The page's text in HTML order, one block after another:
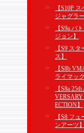
【S10P
ジャグラー
【S9a バ
ジョン】
【S9 スタ
ス】
【S8b
ライマック
【S8a
ECTION】
【S8 フュ
ンアーツ】